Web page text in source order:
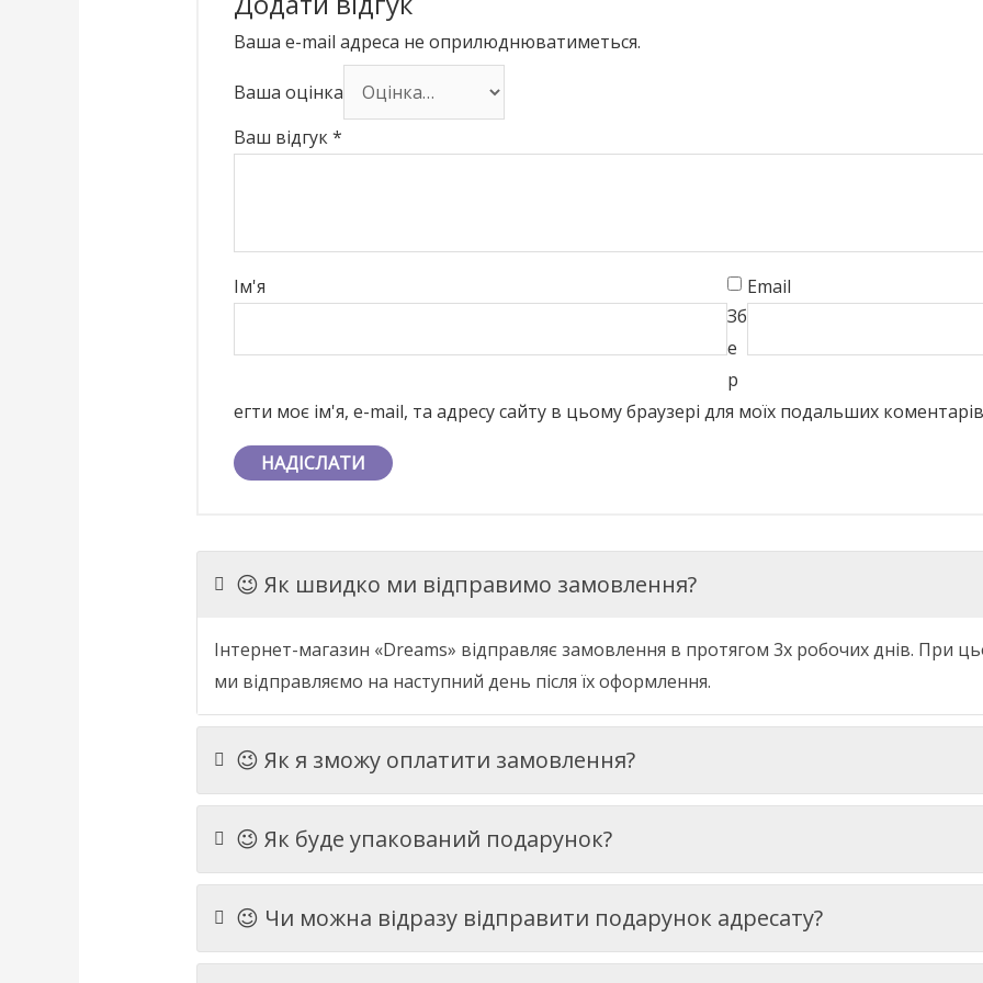
Ваша e-mail адреса не оприлюднюватиметься.
Ваша оцінка
Ваш відгук*
Ім'я
Email
Зб
е
р
егти моє ім'я, e-mail, та адресу сайту в цьому браузері для моїх подальших
😉 Як швидко ми відправимо замовлення?
Інтернет-магазин «Dreams» відправляєзамовлення в протягом 3х робочихднів. При
ми відправляємо на наступний день після їхоформлення.
😉 Як я зможу оплатити замовлення?
😉 Як буде упакований подарунок?
😉 Чи можна відразу відправити подарунок адресату?